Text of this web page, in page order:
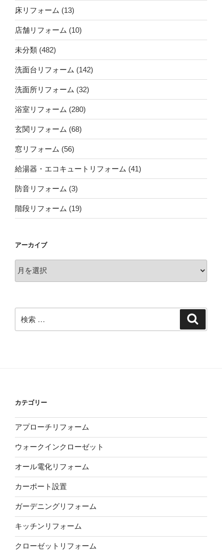
床リフォーム (13)
店舗リフォーム (10)
未分類 (482)
洗面台リフォーム (142)
洗面所リフォーム (32)
浴室リフォーム (280)
玄関リフォーム (68)
窓リフォーム (56)
給湯器・エコキュートリフォーム (41)
防音リフォーム (3)
階段リフォーム (19)
アーカイブ
ー
索:
カテゴリー
アプローチリフォーム
ウォークインクローゼット
オール電化リフォーム
カーポート設置
ガーデニングリフォーム
キッチンリフォーム
クローゼットリフォーム